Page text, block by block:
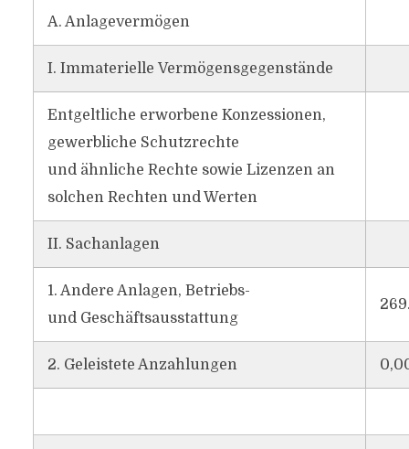
A. Anlagevermögen
I. Immaterielle Vermögensgegenstände
Entgeltliche erworbene Konzessionen,
gewerbliche Schutzrechte
und ähnliche Rechte sowie Lizenzen an
solchen Rechten und Werten
II. Sachanlagen
1. Andere Anlagen, Betriebs-
und Geschäftsausstattung
2. Geleistete Anzahlungen